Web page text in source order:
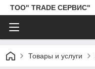
ТОО" TRADE СЕРВИС"
Товары и услуги